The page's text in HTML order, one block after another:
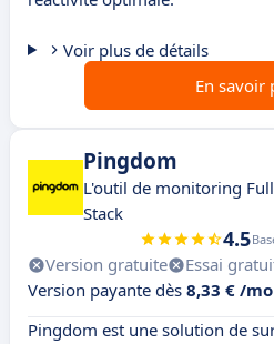
Voir plus de détails
En savoir
Pingdom
L'outil de monitoring
Stack
4.5
Version gratuite Essai
Version payante dès 8,33 € /
Pingdom est une solution de